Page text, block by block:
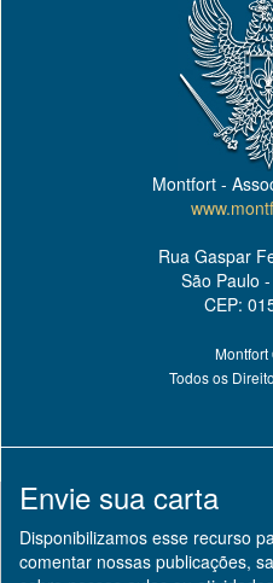
Montfort -
Rua Gaspar
São Paulo
CEP:
Todos os
Envie sua carta
Disponibilizamos esse recurso
comentar nossas publicações,